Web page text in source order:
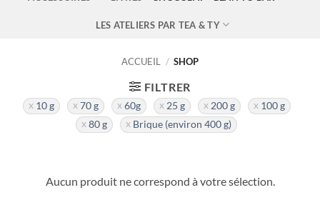
LES ATELIERS PAR TEA & TY
ACCUEIL / SHOP
FILTRER
10 g 70 g 60g 25 g 200 g
100 g
80 g
Brique (environ 400 g)
Aucun produit ne correspond à votre sélection.